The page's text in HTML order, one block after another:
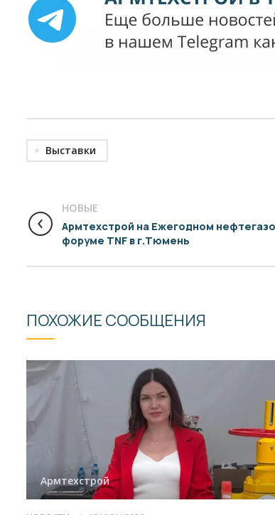
Выставки
НОВЫЕ
Армтехстрой на Ежегодном
форуме TNF в г.Тюмень
ПОХОЖИЕ СООБЩЕНИЯ
Армтехстрой